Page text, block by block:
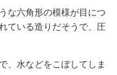
な六角形の模様が目につ
ている造りだそうで、圧
、水などをこぼしてしま